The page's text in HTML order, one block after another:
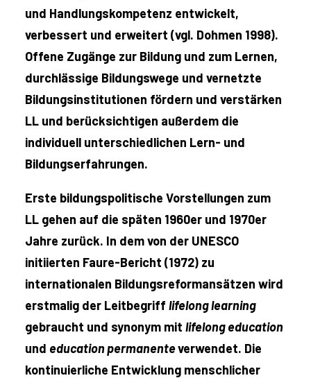
und Handlungskompetenz entwickelt,
verbessert und erweitert (vgl. Dohmen 1998).
Offene Zugänge zur Bildung und zum Lernen,
durchlässige Bildungswege und vernetzte
Bildungsinstitutionen fördern und verstärken
LL und berücksichtigen außerdem die
individuell unterschiedlichen Lern- und
Bildungserfahrungen.
Erste bildungspolitische Vorstellungen zum
LL gehen auf die späten 1960er und 1970er
Jahre zurück. In dem von der UNESCO
initiierten Faure-Bericht (1972) zu
internationalen Bildungsreformansätzen wird
erstmalig der Leitbegriff lifelong learning
gebraucht und synonym mit lifelong education
und education permanenteverwendet. Die
kontinuierliche Entwicklung menschlicher